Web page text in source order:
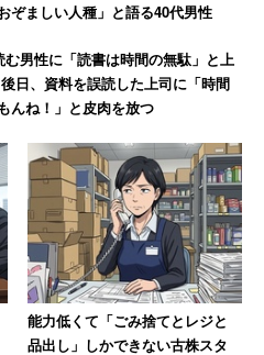
ましい人種」と語る40代男性
む男性に「読書は時間の無駄」と上
日、資料を誤読した上司に「時間
んね！」と皮肉を放つ
能力低くて「ごみ捨てとレジと
品出し」しかできない古株スタ